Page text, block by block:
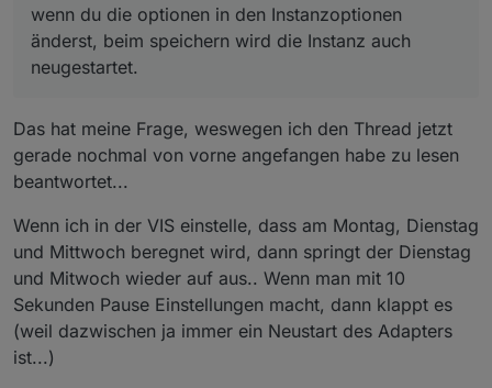
wenn du die optionen in den Instanzoptionen
änderst, beim speichern wird die Instanz auch
neugestartet.
Das hat meine Frage, weswegen ich den Thread jetzt
gerade nochmal von vorne angefangen habe zu lesen
beantwortet...
Wenn ich in der VIS einstelle, dass am Montag, Dienstag
und Mittwoch beregnet wird, dann springt der Dienstag
und Mitwoch wieder auf aus.. Wenn man mit 10
Sekunden Pause Einstellungen macht, dann klappt es
(weil dazwischen ja immer ein Neustart des Adapters
ist...)